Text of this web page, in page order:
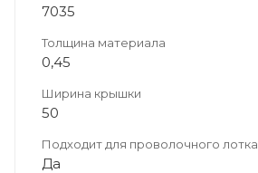
7035
Толщина материала
0,45
Ширина крышки
50
Подходит для проволочного лотка
Да